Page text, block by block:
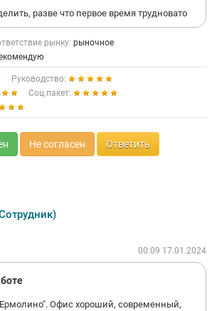
разве что первое время трудновато
рынку: рыночное
Руководство:
Соц.пакет:
Не согласен Ответить
00:09 17.01.2024
Офис хороший, современный,